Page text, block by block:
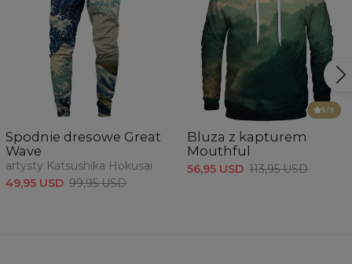
Spodnie dresowe Great
Wave
artysty Katsushika Hokusai
49,95 USD 99,95 USD
5/5
Bluza z kapturem
Mouthful
56,95 USD 113,95 USD